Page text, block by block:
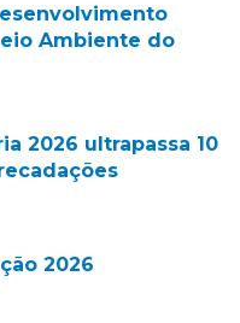
Ambiente do
2026 ultrapassa 10
2026